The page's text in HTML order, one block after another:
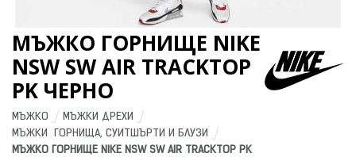
МЪЖКО ГОРНИЩЕ NIKE
NSW SW AIR TRACKTOP
PK ЧЕРНО
МЪЖКО
МЪЖКИ ДРЕХИ
МЪЖКИ  ГОРНИЩА, СУИТШЪРТИ И БЛУЗИ
МЪЖКО ГОРНИЩЕ NIKE NSW SW AIR TRACKTOP PK